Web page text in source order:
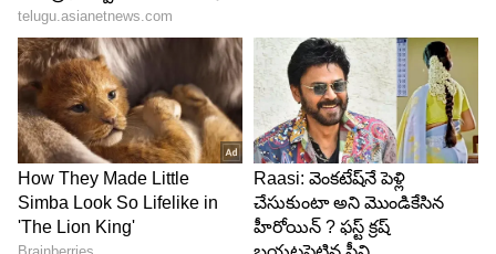
Image Credit :Amazon.in
లీక్‌ప్రూఫ్ కంటైనర్లతో పూర్తి భద్రత
ఈ లంచ్ బాక్స్‌లో 304 గ్రేడ్ స్టెయిన్‌లెస్ స్టీల్‌తో తయారైన
రెండు ప్రత్యేక కంటైనర్లు ఉంటాయి. ఇవి పూర్తిగా లీక్‌ప్రూఫ్
డిజైన్‌తో రావడం వల్ల ద్రవ పదార్థాలు బయటకు కారిపోవు.